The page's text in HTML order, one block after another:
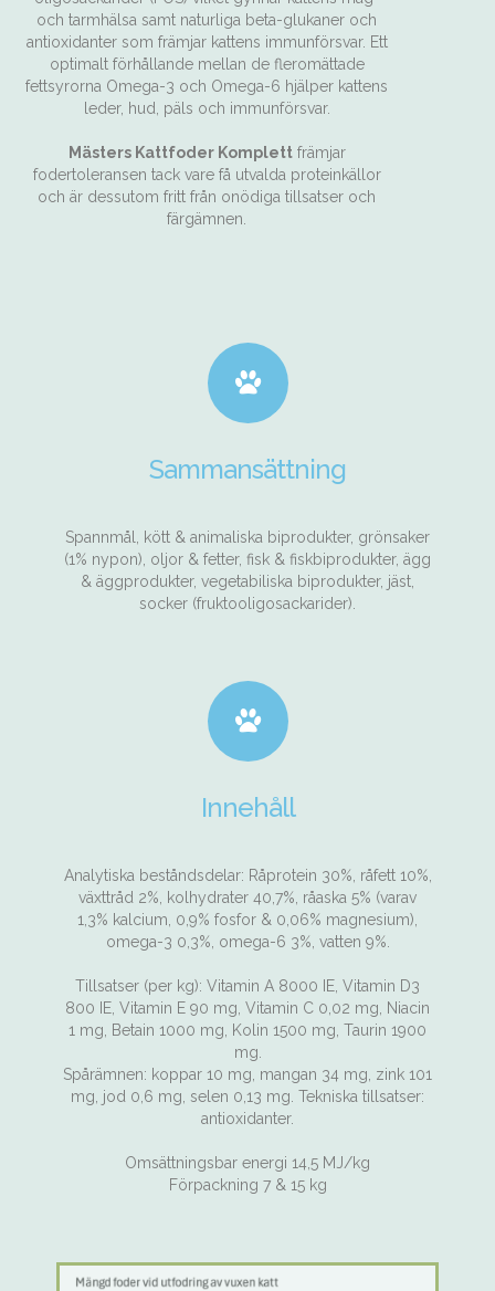
och tarmhälsa samt naturliga beta-glukaner och
antioxidanter som främjar kattens immunförsvar. Ett
optimalt förhållande mellan de fleromättade
fettsyrorna Omega-3 och Omega-6 hjälper kattens
leder, hud, päls och immunförsvar.
Mästers Kattfoder Komplettfrämjar
fodertoleransen tack vare få utvalda proteinkällor
och är dessutom fritt från onödiga tillsatser och
färgämnen.
Sammansättning
Spannmål, kött & animaliska biprodukter, grönsaker
(1% nypon), oljor & fetter, fisk & fiskbiprodukter, ägg
& äggprodukter, vegetabiliska biprodukter, jäst,
socker (fruktooligosackarider).
Innehåll
Analytiska beståndsdelar: Råprotein 30%, råfett 10%,
växttråd 2%, kolhydrater 40,7%, råaska 5% (varav
1,3% kalcium, 0,9% fosfor & 0,06% magnesium),
omega-3 0,3%, omega-6 3%, vatten 9%.
Tillsatser (per kg): Vitamin A 8000 IE, Vitamin D3
800 IE, Vitamin E 90 mg, Vitamin C 0,02 mg, Niacin
1 mg, Betain 1000 mg, Kolin 1500 mg, Taurin 1900
mg.
Spårämnen: koppar 10 mg, mangan 34 mg, zink 101
mg, jod 0,6 mg, selen 0,13 mg. Tekniska tillsatser:
antioxidanter.
Omsättningsbar energi 14,5 MJ/kg
Förpackning 7 & 15 kg